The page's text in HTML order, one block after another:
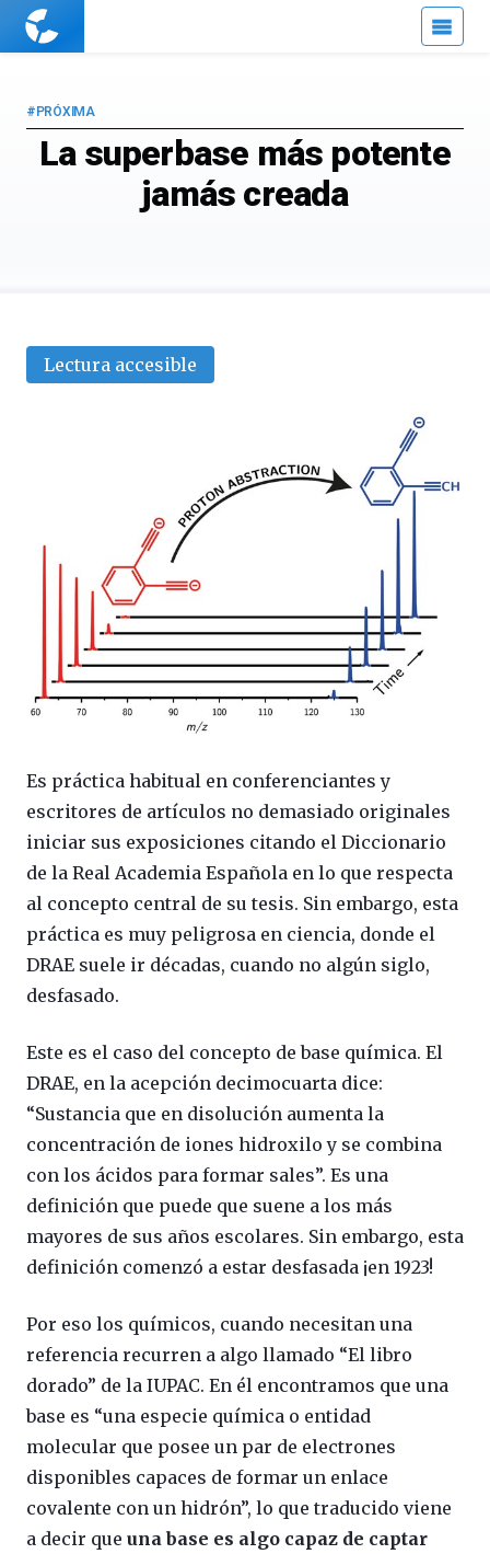
Cuaderno
La superbase más potente
jamás creada
#PRÓXIMA
Lectura accesible
Es práctica habitual en conferenciantes y
escritores de artículos no demasiado originales
iniciar sus exposiciones citando el Diccionario
de la Real Academia Española en lo que respecta
al concepto central de su tesis. Sin embargo, esta
práctica es muy peligrosa en ciencia, donde el
DRAE suele ir décadas, cuando no algún siglo,
desfasado.
Este es el caso del concepto de base química. El
DRAE, en la acepción decimocuarta dice:
“Sustancia que en disolución aumenta la
concentración de iones hidroxilo y se combina
con los ácidos para formar sales”. Es una
definición que puede que suene a los más
mayores de sus años escolares. Sin embargo, esta
definición comenzó a estar desfasada ¡en 1923!
Por eso los químicos, cuando necesitan una
referencia recurren a algo llamado “El libro
dorado” de la IUPAC. En él encontramos que una
base es “una especie química o entidad
molecular que posee un par de electrones
disponibles capaces de formar un enlace
covalente con un hidrón”, lo que traducido viene
a decir que una base es algo capaz de captar